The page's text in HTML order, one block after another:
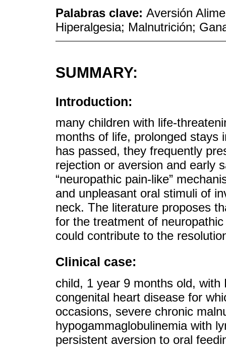
Palabras clave: Aversión
Hiperalgesia; Malnutrición;
SUMMARY:
Introduction:
many children with life-
months of life, prolonged stays
has passed, they frequently
rejection or aversion and early
“neuropathic pain-like”
and unpleasant oral stimuli of
neck. The literature proposes
for the treatment of
could contribute to the
Clinical case:
child, 1 year 9 months old,
congenital heart disease for
occasions, severe chronic
hypogammaglobulinemia with
persistent aversion to oral